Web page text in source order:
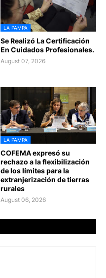
LA PAMPA
Se Realizó La Certificación
En Cuidados Profesionales.
August 07, 2026
LA PAMPA
COFEMA expresó su
rechazo a la flexibilización
de los límites para la
extranjerización de tierras
rurales
August 06, 2026